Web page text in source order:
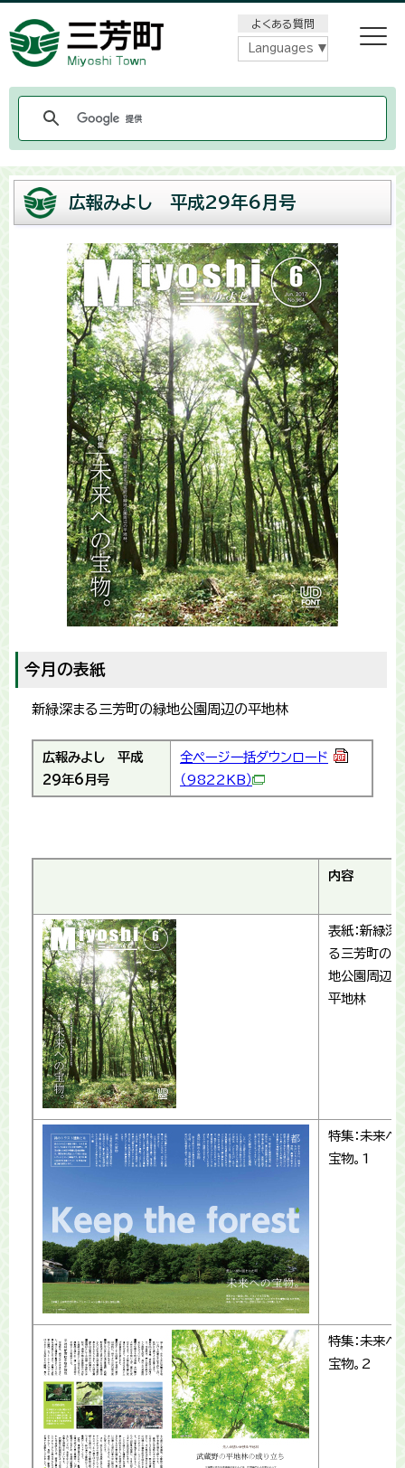
よくある質問
Languages
広報みよし 平成29年6月号
今月の表紙
新緑深まる三芳町の緑地公園周辺の平地林
広報みよし 平成
29年6月号
全ページ一括ダウンロード
（9822KB）
内容
表紙：新緑深
る三芳町の緑
地公園周辺の
平地林
特集：未来へ
宝物。1
特集：未来へ
宝物。2